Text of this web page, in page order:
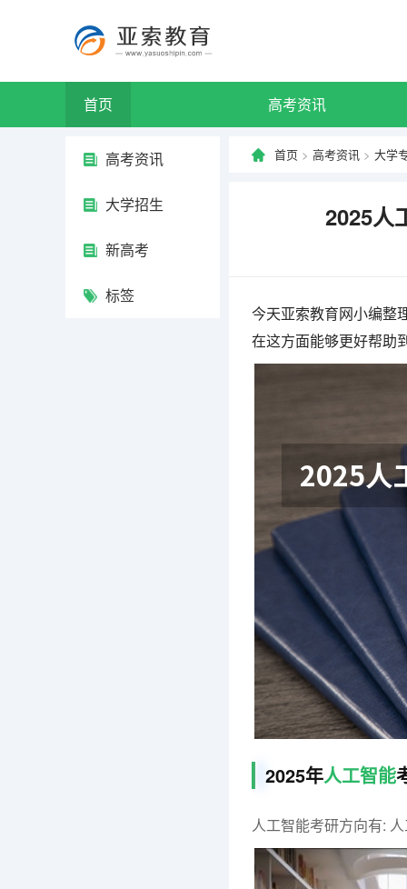
首页 高考资讯
高考资讯
大学招生
新高考
标签
首页 > 高考资讯 > 大学
2025人
今天亚索教育网小编整
在这方面能够更好帮助
2025年人工智能
人工智能考研方向有: